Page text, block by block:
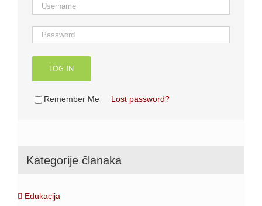
LOG IN
Remember Me Lost password?
Kategorije članaka
Edukacija